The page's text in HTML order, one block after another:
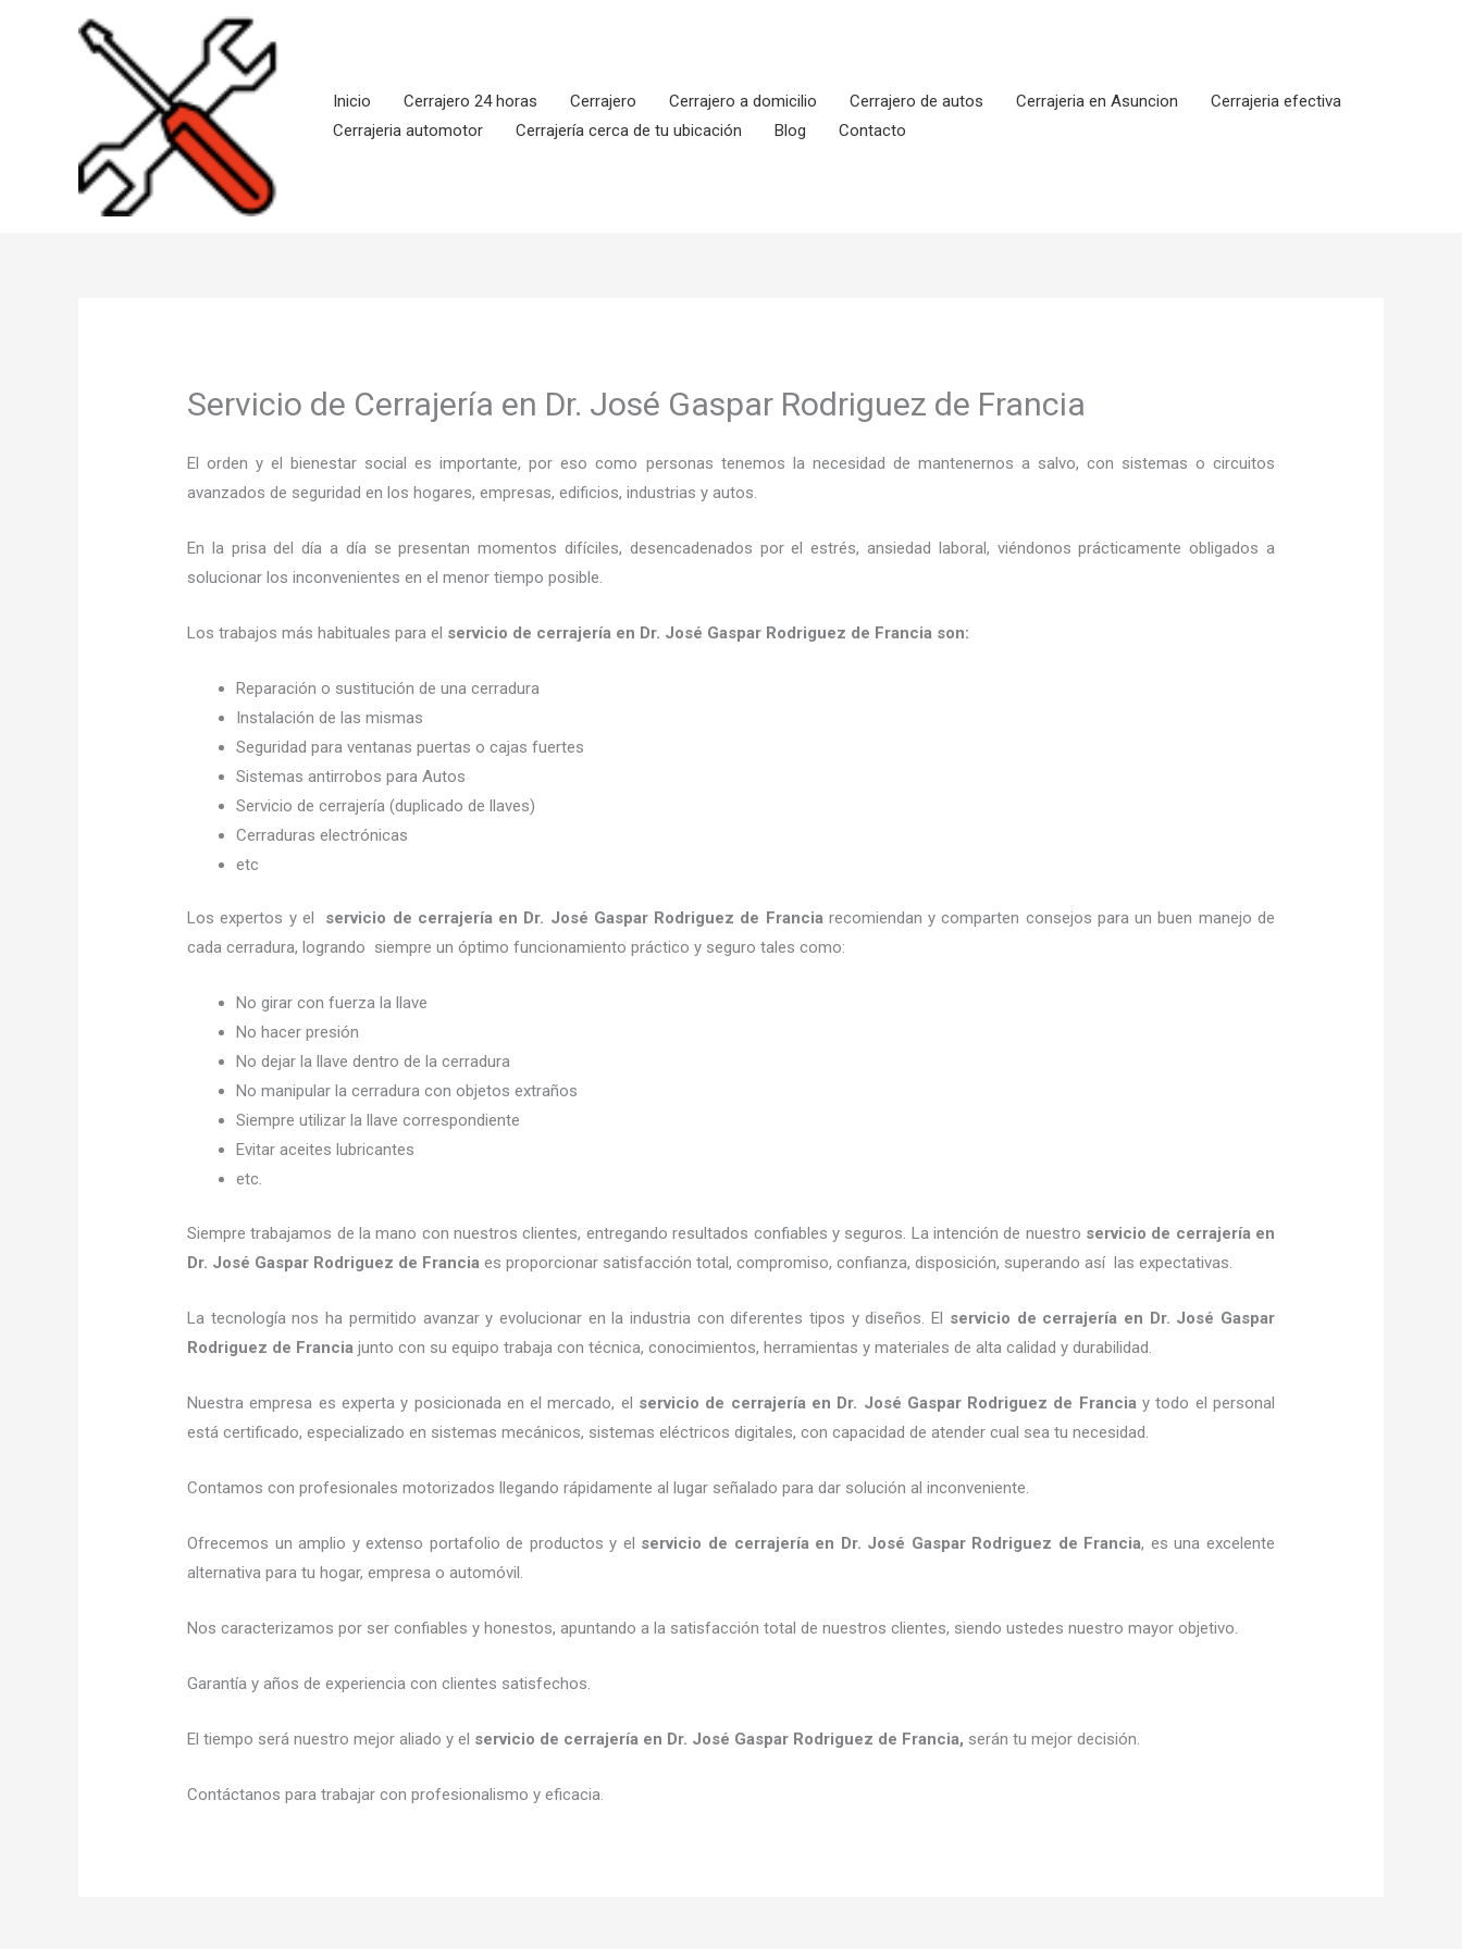
Inicio
Cerrajero 24 horas Cerrajero Cerrajero a domicilio Cerrajero de autos Cerrajeria en Asuncion
Cerrajeria efectiva
Cerrajeria automotor
Cerrajería cerca de tu ubicación Blog Contacto
Servicio de Cerrajería en Dr. José Gaspar Rodriguez de Francia
El orden y el bienestar social es importante, por eso como personas tenemos la necesidad de mantenernos a salvo, con sistemas o circuitos
avanzados de seguridad en los hogares, empresas, edificios, industrias y autos.
En la prisa del día a día se presentan momentos difíciles, desencadenados por el estrés, ansiedad laboral, viéndonos prácticamente obligados a
solucionar los inconvenientes en el menor tiempo posible.
Los trabajos más habituales para el servicio de cerrajería en Dr. José Gaspar Rodriguez de Francia son:
Reparación o sustitución de una cerradura
Instalación de las mismas
Seguridad para ventanas puertas o cajas fuertes
Sistemas antirrobos para Autos
Servicio de cerrajería (duplicado de llaves)
Cerraduras electrónicas
etc
Los expertos y el servicio de cerrajeríaen Dr. José Gaspar Rodriguez de Francia recomiendan y comparten consejos para un buen manejo de
cada cerradura, logrando siempre un óptimo funcionamiento práctico y seguro tales como:
No girar con fuerza la llave
No hacer presión
No dejar la llave dentro de la cerradura
No manipular la cerradura con objetos extraños
Siempre utilizar la llave correspondiente
Evitar aceites lubricantes
etc.
Siempre trabajamos de la mano con nuestros clientes, entregando resultados confiables y seguros. La intención de nuestro servicio de cerrajería en
Dr. José Gaspar Rodriguez de Francia es proporcionar satisfacción total, compromiso, confianza, disposición, superando así las expectativas.
La tecnología nos ha permitido avanzar y evolucionar en la industria con diferentes tipos y diseños. El servicio de cerrajería en Dr. José Gaspar
Rodriguez de Francia junto con su equipo trabaja con técnica, conocimientos, herramientas y materiales de alta calidad y durabilidad.
Nuestra empresa es experta y posicionada en el mercado, el servicio de cerrajería en Dr. José Gaspar Rodriguez de Francia y todo el personal
está certificado, especializado en sistemas mecánicos, sistemas eléctricos digitales, con capacidad de atender cual sea tu necesidad.
Contamos con profesionales motorizados llegando rápidamente al lugar señalado para dar solución al inconveniente.
Ofrecemos un amplio y extenso portafolio de productos y el servicio de cerrajería en Dr. José Gaspar Rodriguez de Francia, es una excelente
alternativa para tu hogar, empresa o automóvil.
Nos caracterizamos por ser confiables y honestos, apuntando a la satisfacción total de nuestros clientes, siendo ustedes nuestro mayor objetivo.
Garantía y años de experiencia con clientes satisfechos.
El tiempo será nuestro mejor aliado y el servicio de cerrajería en Dr. José Gaspar Rodriguez de Francia, serán tu mejor decisión.
Contáctanos para trabajar con profesionalismo y eficacia.